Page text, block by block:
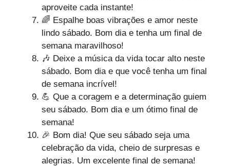
aproveite cada instante!
🌈 Espalhe boas vibrações e amor neste
lindo sábado. Bom dia e tenha um final de
semana maravilhoso!
🎶 Deixe a música da vida tocar alto neste
sábado. Bom dia e que você tenha um final
de semana incrível!
💪 Que a coragem e a determinação guiem
seu sábado. Bom dia e um ótimo final de
semana!
🎉 Bom dia! Que seu sábado seja uma
celebração da vida, cheio de surpresas e
alegrias. Um excelente final de semana!